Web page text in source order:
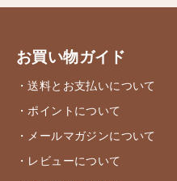
お買い物ガイド
・送料とお支払いについて
・ポイントについて
・メールマガジンについて
・レビューについて